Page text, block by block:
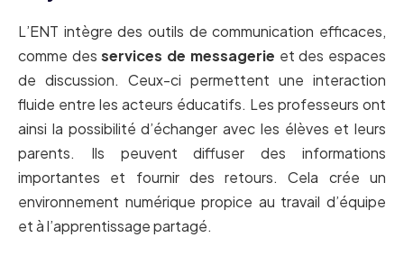
L’ENT intègre des outils de communication efficaces,
comme desservices de messagerie et des espaces
de discussion. Ceux-ci permettent une interaction
fluide entre les acteurs éducatifs. Les professeurs ont
ainsi la possibilité d’échanger avec les élèves et leurs
parents. Ils peuvent diffuser des informations
importantes et fournir des retours. Cela crée un
environnement numérique propice au travail d’équipe
et à l’apprentissage partagé.